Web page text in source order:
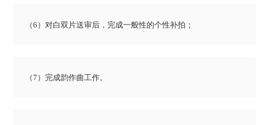
（6）对白双片送审后，完成一般性的个性补拍；
（7）完成韵作曲工作。